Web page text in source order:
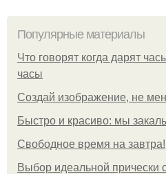
Популярные материалы
Что говорят когда дарят
часы
Создай изображение, не
Быстро и красиво: мы
Свободное время на завтра!
Выбор идеальной прически